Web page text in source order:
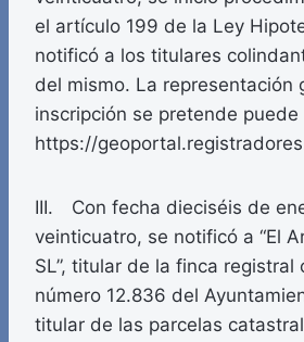
el artículo 199 de la Ley
notificó a los titulares
del mismo. La representación
inscripción se pretende puede
https://
III. Con fecha dieciséis de
veinticuatro, se notificó a “El
SL”, titular de la finca registral
número 12.836 del
titular de las parcelas